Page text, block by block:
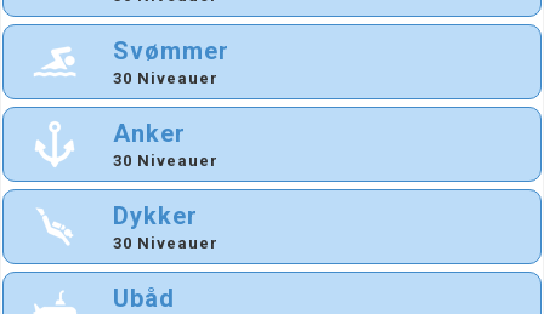
Svømmer
30 Niveauer
Anker
30 Niveauer
Dykker
30 Niveauer
Ubåd